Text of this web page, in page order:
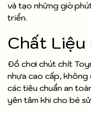
và tạo những giờ
triển.
Chất Liệu
Đồ chơi chút chít
nhựa cao cấp,
các tiêu chuẩn an
yên tâm khi cho bé